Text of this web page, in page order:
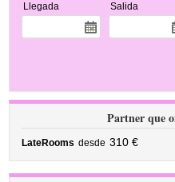
Llegada Salida
Partner que
LateRooms desde 310 €